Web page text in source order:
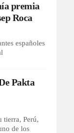
premia
Roca
españoles
Pakta
tierra, Perú,
de los